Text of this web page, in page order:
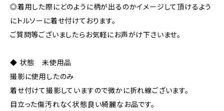
◎着用した際にどのように柄が出るのかイメージして頂けるよう
にトルソーに着せ付けております。
ご質問等ございましたらお気軽にお声がけ下さいませ。
◆ 状態 未使用品
撮影に使用したのみ
着せ付けて撮影していますので微かに折れ線ございます。
目立った傷汚れなく状態良い綺麗なお品です。